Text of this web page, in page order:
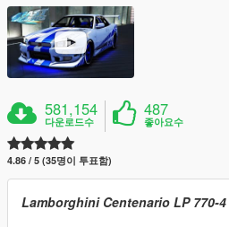
581,154
다운로드수
487
좋아요수
4.86 / 5 (35명이 투표함)
Lamborghini Centenario LP 770-4